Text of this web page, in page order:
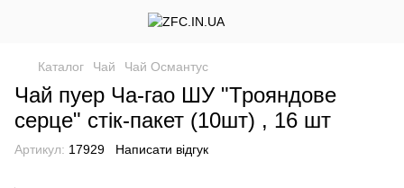
Каталог Чай Чай Османтус
Чай пуер Ча-гао ШУ "Трояндове
серце" стік-пакет (10шт) , 16 шт
Артикул: 17929 Написати відгук